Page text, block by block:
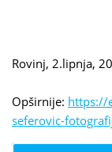
Rovinj, 2.lipnja,
Opširnije: https://
seferovic-